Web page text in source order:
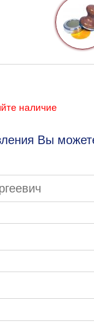
наличие
Вы